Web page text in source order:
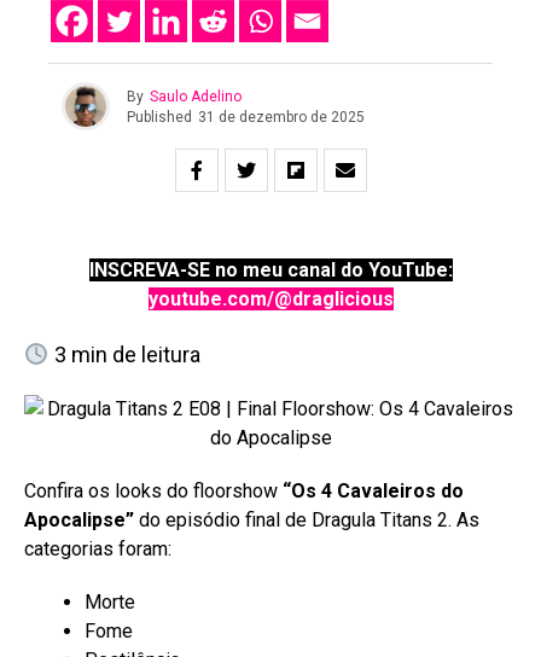
By Saulo Adelino
Published 31 de dezembro de 2025
INSCREVA-SE no meu canal do YouTube:
youtube.com/@draglicious
3 min de leitura
Confira os looks do floorshow “Os 4 Cavaleiros do
Apocalipse” do episódio final de Dragula Titans 2. As
categorias foram:
Morte
Fome